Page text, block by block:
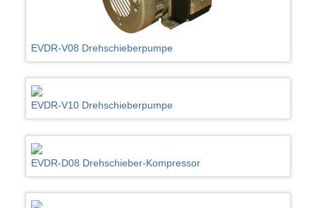
EVDR-V08 Drehschieberpumpe
EVDR-V10 Drehschieberpumpe
EVDR-D08 Drehschieber-Kompressor